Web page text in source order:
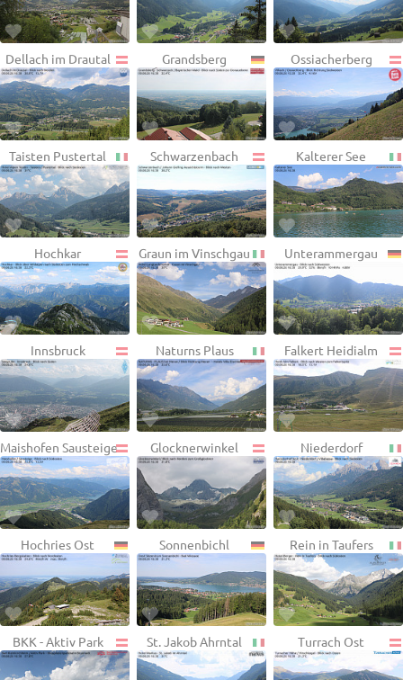
Dellach im Drautal Grandsberg Ossiacherberg
Taisten Pustertal Schwarzenbach Kalterer See
Hochkar Graun im Vinschgau Unterammergau
Innsbruck Naturns Plaus Falkert Heidialm
Maishofen Sausteige Glocknerwinkel Niederdorf
Hochries Ost Sonnenbichl Rein in Taufers
BKK - Aktiv Park St. Jakob Ahrntal Turrach Ost